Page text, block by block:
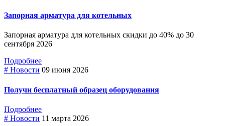
Запорная арматура для котельных
Запорная арматура для котельных скидки до 40% до 30
сентября 2026
Подробнее
# Новости 09 июня 2026
Получи бесплатный образец оборудования
Подробнее
# Новости 11 марта 2026